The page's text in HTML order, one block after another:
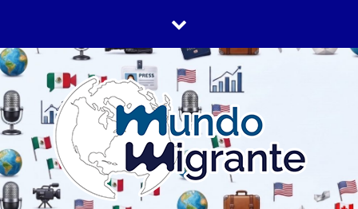
contenido